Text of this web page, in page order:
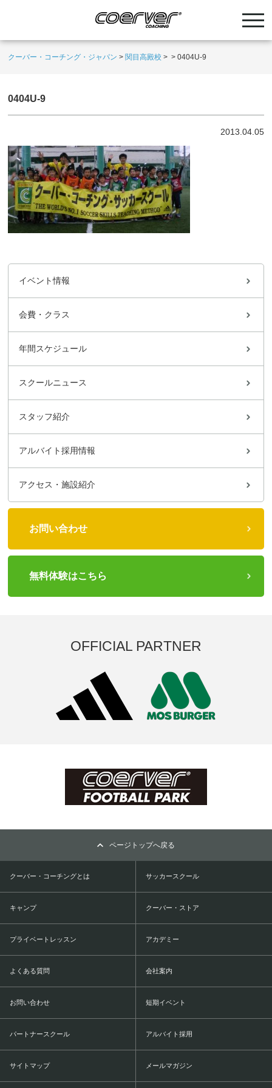
クーバー・コーチング・ジャパン > 関目高殿校 > >0404U-9
0404U-9
2013.04.05
イベント情報
会費・クラス
年間スケジュール
スクールニュース
スタッフ紹介
アルバイト採用情報
アクセス・施設紹介
お問い合わせ
無料体験はこちら
OFFICIAL PARTNER
ページトップへ戻る
クーバー・コーチングとは サッカースクール
キャンプ クーバー・ストア
プライベートレッスン アカデミー
よくある質問 会社案内
お問い合わせ 短期イベント
パートナースクール アルバイト採用
サイトマップ メールマガジン